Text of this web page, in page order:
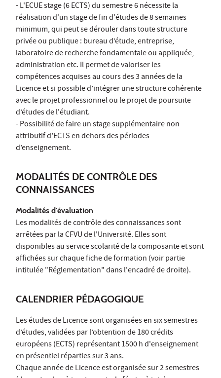
- L'ECUE stage (6 ECTS) du semestre 6 nécessite la
réalisation d'un stage de fin d'études de 8 semaines
minimum, qui peut se dérouler dans toute structure
privée ou publique : bureau d’étude, entreprise,
laboratoire de recherche fondamentale ou appliquée,
administration etc. Il permet de valoriser les
compétences acquises au cours des 3 années de la
Licence et si possible d’intégrer une structure cohérente
avec le projet professionnel ou le projet de poursuite
d’études de l'étudiant.
- Possibilité de faire un stage supplémentaire non
attributif d’ECTS en dehors des périodes
d’enseignement.
MODALITÉS DE CONTRÔLE DES
CONNAISSANCES
Modalités d'évaluation
Les modalités de contrôle des connaissances sont
arrêtées par la CFVU de l'Université. Elles sont
disponibles au service scolarité de la composante et sont
affichées sur chaque fiche de formation (voir partie
intitulée "Réglementation" dans l'encadré de droite).
CALENDRIER PÉDAGOGIQUE
Les études de Licence sont organisées en six semestres
d’études, validées par l’obtention de 180 crédits
européens (ECTS) représentant 1500 h d'enseignement
en présentiel réparties sur 3 ans.
Chaque année de Licence est organisée sur 2 semestres